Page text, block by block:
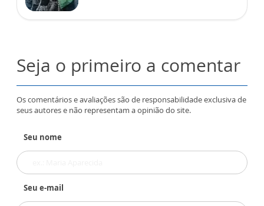
Seja o primeiro a comentar
Os comentários e avaliações são de responsabilidade exclusiva de
seus autores e não representam a opinião do site.
Seu nome
Seu e-mail